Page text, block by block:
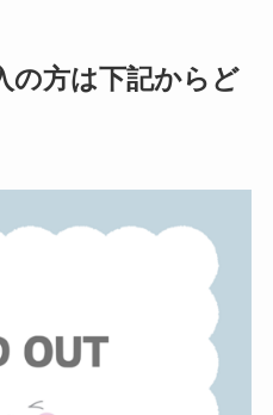
の方は下記からど